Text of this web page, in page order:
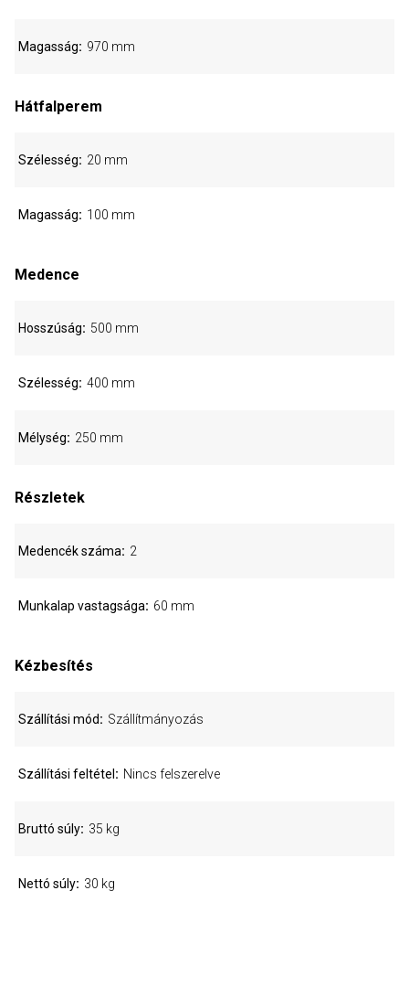
Magasság 970 mm
Hátfalperem
Szélesség 20 mm
Magasság 100 mm
Medence
Hosszúság 500 mm
Szélesség 400 mm
Mélység 250 mm
Részletek
Medencék száma 2
Munkalap vastagsága 60 mm
Kézbesítés
Szállítási mód Szállítmányozás
Szállítási feltétel Nincs felszerelve
Bruttó súly 35 kg
Nettó súly 30 kg